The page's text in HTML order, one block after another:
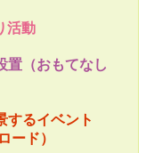
活動
置（おもてなし
するイベント
ード）